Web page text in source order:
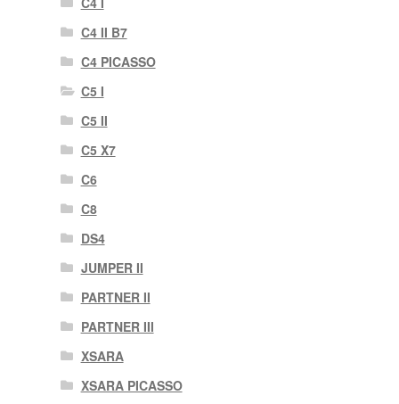
C4 II B7
C4 PICASSO
C5 I
C5 II
C5 X7
C6
C8
DS4
JUMPER II
PARTNER II
PARTNER III
XSARA
XSARA PICASSO